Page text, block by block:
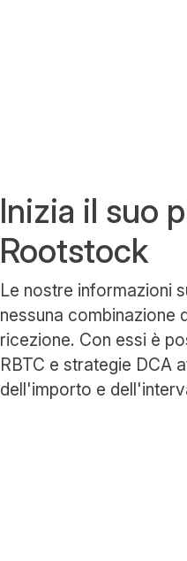
Inizia il suo
Rootstock
Le nostre informazioni
nessuna combinazione
ricezione. Con essi è
RBTC e strategie DCA
dell'importo e